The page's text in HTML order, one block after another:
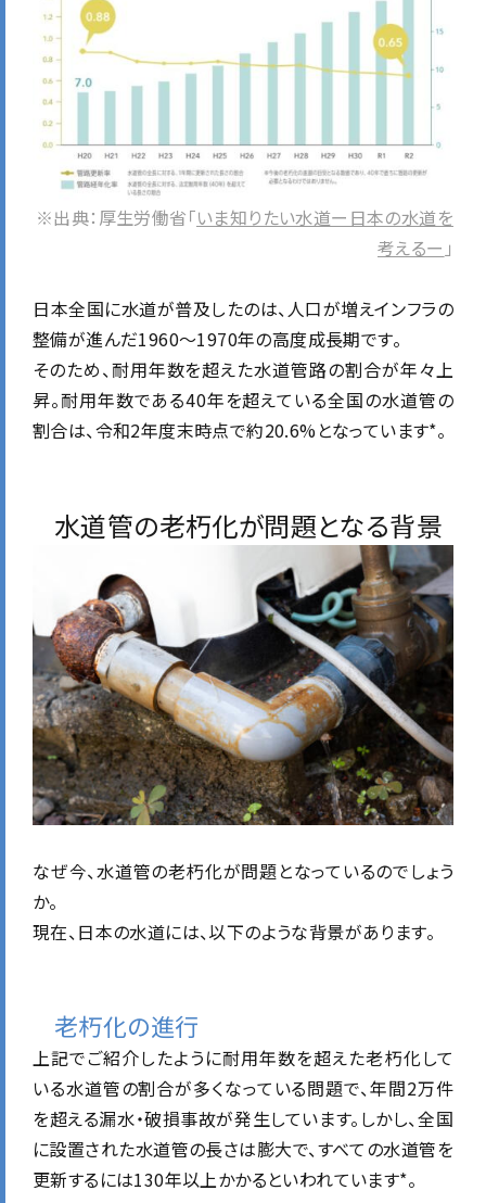
※出典：厚生労働省「いま知りたい水道ー日本の水道を
考えるー 」
日本全国に水道が普及したのは、人口が増えインフラの
整備が進んだ1960～1970年の高度成長期です。
そのため、耐用年数を超えた水道管路の割合が年々上
昇。耐用年数である40年を超えている全国の水道管の
割合は、令和2年度末時点で約20.6%となっています*。
水道管の老朽化が問題となる背景
なぜ今、水道管の老朽化が問題となっているのでしょう
か。
現在、日本の水道には、以下のような背景があります。
老朽化の進行
上記でご紹介したように耐用年数を超えた老朽化して
いる水道管の割合が多くなっている問題で、年間2万件
を超える漏水・破損事故が発生しています。しかし、全国
に設置された水道管の長さは膨大で、すべての水道管を
更新するには130年以上かかるといわれています*。